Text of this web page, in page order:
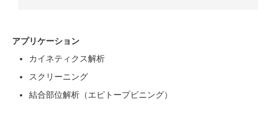
アプリケーション
カイネティクス解析
スクリーニング
結合部位解析（エピトープビニング）